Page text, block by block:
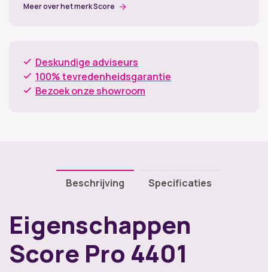
Meer over het merk Score
Deskundige adviseurs
100% tevredenheidsgarantie
Bezoek onze showroom
Beschrijving Specificaties
Eigenschappen
Score Pro 4401